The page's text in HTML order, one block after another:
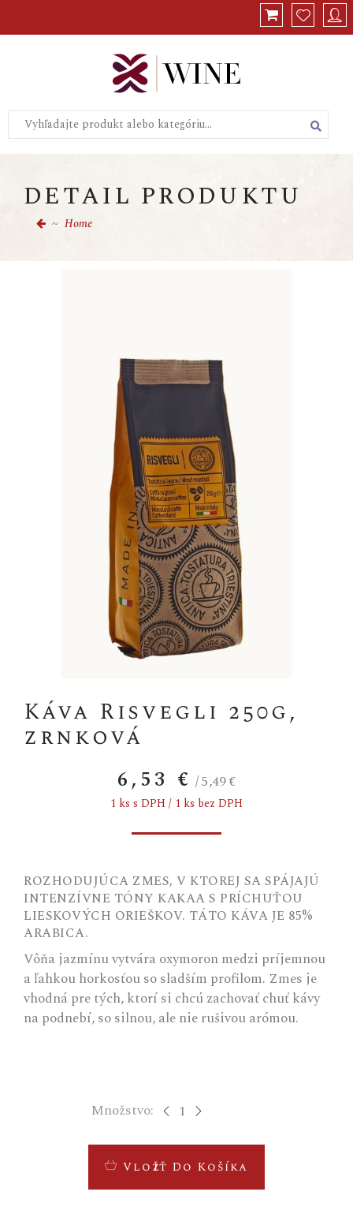
Celkom s DPH:
Vymazať
DETAIL PRODUKTU
Home
Káva Risvegli 250g,
zrnková
6,53 € /5,49 €
1 ks s DPH / 1 ks bez DPH
ROZHODUJÚCA ZMES, V KTOREJ SA SPÁJAJÚ
INTENZÍVNE TÓNY KAKAA S PRÍCHUŤOU
LIESKOVÝCH ORIEŠKOV. TÁTO KÁVA JE 85%
ARABICA.
Vôňa jazmínu vytvára oxymoron medzi príjemnou
a ľahkou horkosťou so sladším profilom. Zmes je
vhodná pre tých, ktorí si chcú zachovať chuť kávy
na podnebí, so silnou, ale nie rušivou arómou.
Vložiť Do Košíka